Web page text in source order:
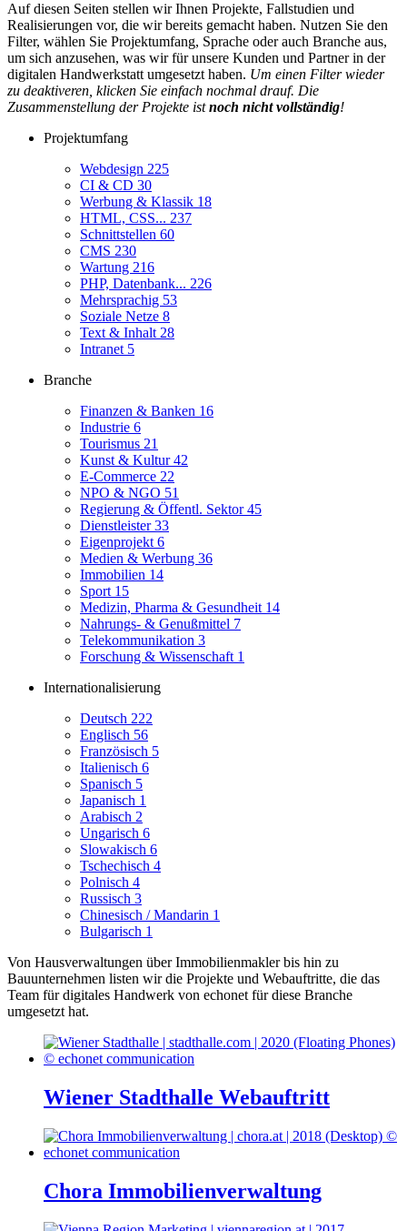
Auf diesen Seiten stellen wir Ihnen Projekte, Fallstudien und
Realisierungen vor, die wir bereits gemacht haben. Nutzen Sie den
Filter, wählen Sie Projektumfang, Sprache oder auch Branche aus,
um sich anzusehen, was wir für unsere Kunden und Partner in der
digitalen Handwerkstatt umgesetzt haben. Um einen Filter wieder
zu deaktiveren, klicken Sie einfach nochmal drauf. Die
Zusammenstellung der Projekte istnoch nicht vollständig!
Projektumfang
Webdesign 225
CI & CD 30
Werbung & Klassik 18
HTML, CSS... 237
Schnittstellen 60
CMS 230
Wartung 216
PHP, Datenbank... 226
Mehrsprachig 53
Soziale Netze 8
Text & Inhalt 28
Intranet 5
Branche
Finanzen & Banken 16
Industrie 6
Tourismus 21
Kunst & Kultur42
E-Commerce 22
NPO & NGO 51
Regierung & Öffentl. Sektor45
Dienstleister33
Eigenprojekt 6
Medien & Werbung 36
Immobilien 14
Sport 15
Medizin, Pharma & Gesundheit 14
Nahrungs- & Genußmittel 7
Telekommunikation 3
Forschung & Wissenschaft 1
Internationalisierung
Deutsch 222
Englisch 56
Französisch 5
Italienisch 6
Spanisch 5
Japanisch 1
Arabisch 2
Ungarisch 6
Slowakisch 6
Tschechisch 4
Polnisch 4
Russisch 3
Chinesisch / Mandarin 1
Bulgarisch 1
Von Hausverwaltungen über Immobilienmakler bis hin zu
Bauunternehmen listen wir die Projekte und Webauftritte, die das
Team für digitales Handwerk von echonet für diese Branche
umgesetzt hat.
Wiener Stadthalle Webauftritt
Chora Immobilienverwaltung